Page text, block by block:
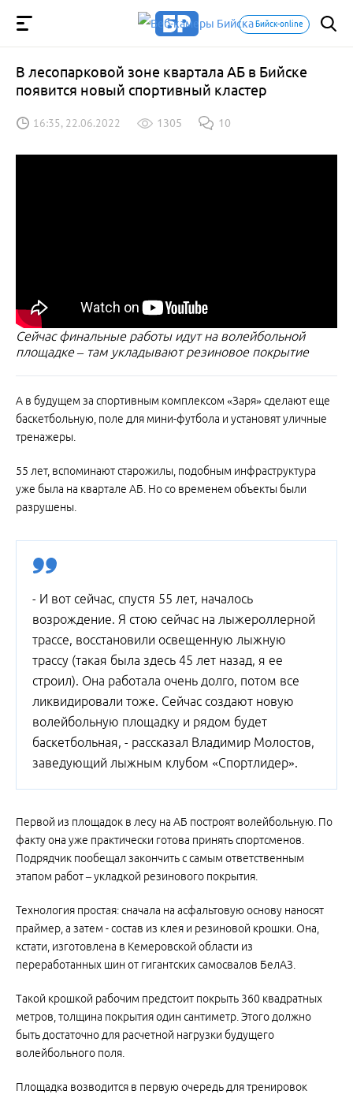
Бийск-online
В лесопарковой зоне квартала АБ в Бийске
появится новый спортивный кластер
16:35, 22.06.2022 1305 10
Сейчас финальные работы идут на волейбольной
площадке – там укладывают резиновое покрытие
А в будущем за спортивным комплексом «Заря» сделают еще
баскетбольную, поле для мини-футбола и установят уличные
тренажеры.
55 лет, вспоминают старожилы, подобным инфраструктура
уже была на квартале АБ. Но со временем объекты были
разрушены.
- И вот сейчас, спустя 55 лет, началось
возрождение. Я стою сейчас на лыжероллерной
трассе, восстановили освещенную лыжную
трассу (такая была здесь 45 лет назад, я ее
строил). Она работала очень долго, потом все
ликвидировали тоже. Сейчас создают новую
волейбольную площадку и рядом будет
баскетбольная, - рассказал Владимир Молостов,
заведующий лыжным клубом «Спортлидер».
Первой из площадок в лесу на АБ построят волейбольную. По
факту она уже практически готова принять спортсменов.
Подрядчик пообещал закончить с самым ответственным
этапом работ – укладкой резинового покрытия.
Технология простая: сначала на асфальтовую основу наносят
праймер, а затем - состав из клея и резиновой крошки. Она,
кстати, изготовлена в Кемеровской области из
переработанных шин от гигантских самосвалов БелАЗ.
Такой крошкой рабочим предстоит покрыть 360 квадратных
метров, толщина покрытия один сантиметр. Этого должно
быть достаточно для расчетной нагрузки будущего
волейбольного поля.
Площадка возводится в первую очередь для тренировок